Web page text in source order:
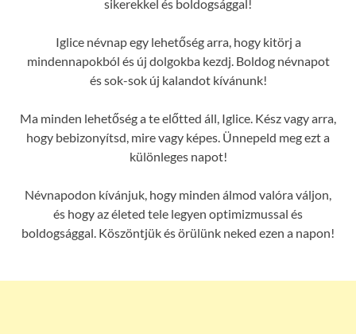
sikerekkel és boldogsággal!
Iglice névnap egy lehetőség arra, hogy kitörj a
mindennapokból és új dolgokba kezdj. Boldog névnapot
és sok-sok új kalandot kívánunk!
Ma minden lehetőség a te előtted áll, Iglice. Kész vagy arra,
hogy bebizonyítsd, mire vagy képes. Ünnepeld meg ezt a
különleges napot!
Névnapodon kívánjuk, hogy minden álmod valóra váljon,
és hogy az életed tele legyen optimizmussal és
boldogsággal. Köszöntjük és örülünk neked ezen a napon!